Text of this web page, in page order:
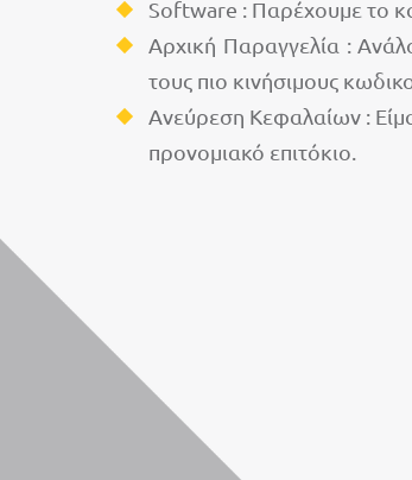
Software : Παρέχουμε το
Αρχική Παραγγελία :
τους πιο κινήσιμους
Ανεύρεση Κεφαλαίων :
προνομιακό επιτόκιο.